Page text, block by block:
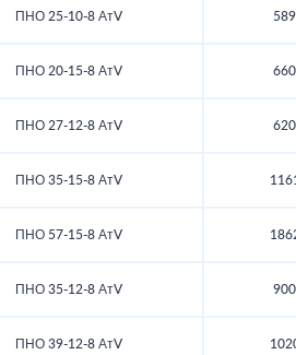
ПНО 25-10-8 АтV 589
ПНО 20-15-8 АтV 660
ПНО 27-12-8 АтV 620
ПНО 35-15-8 АтV
ПНО 57-15-8 АтV
ПНО 35-12-8 АтV 900
ПНО 39-12-8 АтV